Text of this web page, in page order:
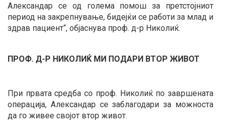
Александар се од голема помош за претстојниот
период на закрепнување, бидејќи се работи за млад и
здрав пациент“, објаснува проф. д-р Николиќ.
ПРОФ. Д-Р НИКОЛИЌ МИ ПОДАРИ ВТОР ЖИВОТ
При првата средба со проф. Николиќ по завршената
операција, Александар се заблагодари за можноста
да го живее својот втор живот.